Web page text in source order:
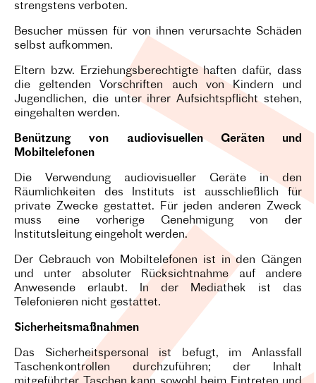
strengstens verboten.
Besucher müssen für von ihnen verursachte Schäden
selbst aufkommen.
Eltern bzw. Erziehungsberechtigte haften dafür, dass
die geltenden Vorschriften auch von Kindern und
Jugendlichen, die unter ihrer Aufsichtspflicht stehen,
eingehalten werden.
Benützung von audiovisuellen Geräten und
Mobiltelefonen
Die Verwendung audiovisueller Geräte in den
Räumlichkeiten des Instituts ist ausschließlich für
private Zwecke gestattet. Für jeden anderen Zweck
muss eine vorherige Genehmigung von der
Institutsleitung eingeholt werden.
Der Gebrauch von Mobiltelefonen ist in den Gängen
und unter absoluter Rücksichtnahme auf andere
Anwesende erlaubt. In der Mediathek ist das
Telefonieren nicht gestattet.
Sicherheitsmaßnahmen
Das Sicherheitspersonal ist befugt, im Anlassfall
Taschenkontrollen durchzuführen; der Inhalt